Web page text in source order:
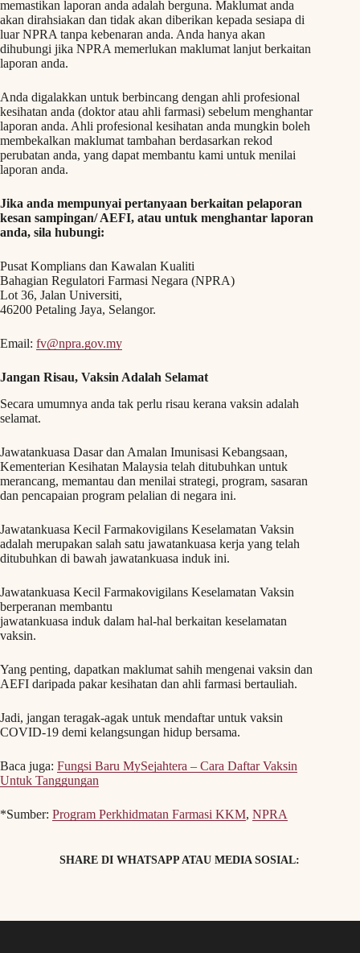
memastikan laporan anda adalah berguna. Maklumat anda
akan dirahsiakan dan tidak akan diberikan kepada sesiapa di
luar NPRA tanpa kebenaran anda. Anda hanya akan
dihubungi jika NPRA memerlukan maklumat lanjut berkaitan
laporan anda.
Anda digalakkan untuk berbincang dengan ahli profesional
kesihatan anda (doktor atau ahli farmasi) sebelum menghantar
laporan anda. Ahli profesional kesihatan anda mungkin boleh
membekalkan maklumat tambahan berdasarkan rekod
perubatan anda, yang dapat membantu kami untuk menilai
laporan anda.
Jika anda mempunyai pertanyaan berkaitan pelaporan
kesan sampingan/ AEFI, atau untuk menghantar laporan
anda, sila hubungi:
Pusat Komplians dan Kawalan Kualiti
Bahagian Regulatori Farmasi Negara (NPRA)
Lot 36, Jalan Universiti,
46200 Petaling Jaya, Selangor.
Email: fv@npra.gov.my
Jangan Risau, Vaksin Adalah Selamat
Secara umumnya anda tak perlu risau kerana vaksin adalah
selamat.
Jawatankuasa Dasar dan Amalan Imunisasi Kebangsaan,
Kementerian Kesihatan Malaysia telah ditubuhkan untuk
merancang, memantau dan menilai strategi, program, sasaran
dan pencapaian program pelalian di negara ini.
Jawatankuasa Kecil Farmakovigilans Keselamatan Vaksin
adalah merupakan salah satu jawatankuasa kerja yang telah
ditubuhkan di bawah jawatankuasa induk ini.
Jawatankuasa Kecil Farmakovigilans Keselamatan Vaksin
berperanan membantu
jawatankuasa induk dalam hal-hal berkaitan keselamatan
vaksin.
Yang penting, dapatkan maklumat sahih mengenai vaksin dan
AEFI daripada pakar kesihatan dan ahli farmasi bertauliah.
Jadi, jangan teragak-agak untuk mendaftar untuk vaksin
COVID-19 demi kelangsungan hidup bersama.
Baca juga: Fungsi Baru MySejahtera – Cara Daftar Vaksin
Untuk Tanggungan
*Sumber: Program Perkhidmatan Farmasi KKM, NPRA
SHARE DI WHATSAPP ATAU MEDIA SOSIAL: